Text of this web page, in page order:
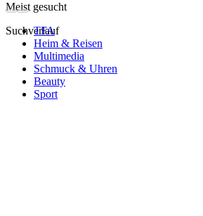
Meist gesucht
Suchverlauf
TFA
Heim & Reisen
Multimedia
Schmuck & Uhren
Beauty
Sport